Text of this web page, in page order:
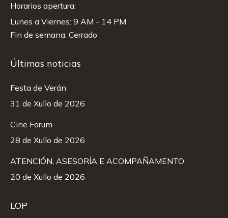
Horarios apertura:
Lunes a Viernes: 9 AM - 14 PM
Fin de semana: Cerrado
Últimas noticias
Festa de Verán
31 de Xullo de 2026
Cine Forum
28 de Xullo de 2026
ATENCIÓN, ASESORÍA E ACOMPAÑAMENTO
20 de Xullo de 2026
LOP